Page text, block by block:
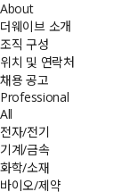
About
더웨이브 소개
조직 구성
위치 및 연락처
채용 공고
Professional
All
전자/전기
기계/금속
화학/소재
바이오/제약